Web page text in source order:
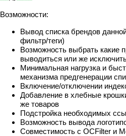
Возможности:
Вывод списка брендов
фильтр/теги)
Возможность выбрать какие
выводиться или же
Минимальная нагрузка и
механизма предгенерации
Включение/отключении
Добавление в хлебные
же товаров
Подстройка необходимых
Возможность вывода
Совместимость с OCFilter и